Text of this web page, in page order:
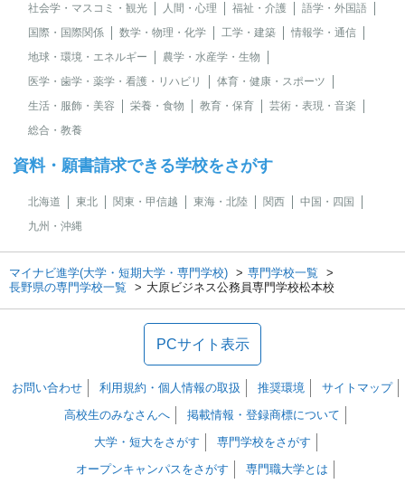
社会学・マスコミ・観光
人間・心理 福祉・介護
語学・外国語
国際・国際関係
数学・物理・化学 工学・建築
情報学・通信
地球・環境・エネルギー
農学・水産学・生物
医学・歯学・薬学・看護・リハビリ
体育・健康・スポーツ
生活・服飾・美容
栄養・食物 教育・保育
芸術・表現・音楽
総合・教養
資料・願書請求できる学校をさがす
北海道 東北 関東・甲信越 東海・北陸 関西
中国・四国
九州・沖縄
マイナビ進学(大学・短期大学・専門学校)
専門学校一覧
長野県の専門学校一覧
大原ビジネス公務員専門学校松本校
PCサイト表示
お問い合わせ 利用規約・個人情報の取扱 推奨環境
サイトマップ
高校生のみなさんへ
掲載情報・登録商標について
大学・短大をさがす
専門学校をさがす
オープンキャンパスをさがす
専門職大学とは